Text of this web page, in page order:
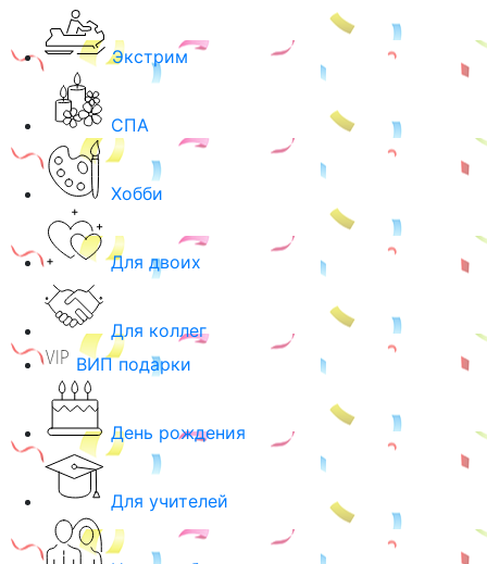
Экстрим
СПА
Хобби
Для двоих
Для коллег
ВИП подарки
День рождения
Для учителей